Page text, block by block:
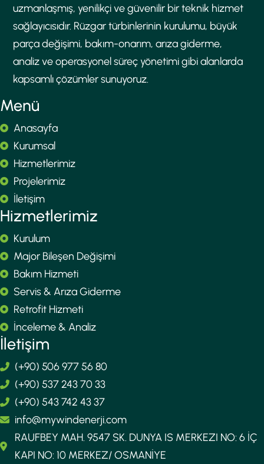
uzmanlaşmış, yenilikçi ve güvenilir bir teknik hizmet
sağlayıcısıdır. Rüzgar türbinlerinin kurulumu, büyük
parça değişimi, bakım-onarım, arıza giderme,
analiz ve operasyonel süreç yönetimi gibi alanlarda
kapsamlı çözümler sunuyoruz.
Menü
Anasayfa
Kurumsal
Hizmetlerimiz
Projelerimiz
İletişim
Hizmetlerimiz
Kurulum
Major Bileşen Değişimi
Bakım Hizmeti
Servis & Arıza Giderme
Retrofit Hizmeti
İnceleme & Analiz
İletişim
(+90) 506 977 56 80
(+90) 537 243 70 33
(+90) 543 742 43 37
info@mywindenerji.com
RAUFBEY MAH. 9547 SK. DUNYA IS MERKEZI NO: 6 İÇ
KAPI NO: 10 MERKEZ/ OSMANİYE